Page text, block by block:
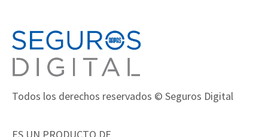
Todos los derechos reservados © Seguros Digital